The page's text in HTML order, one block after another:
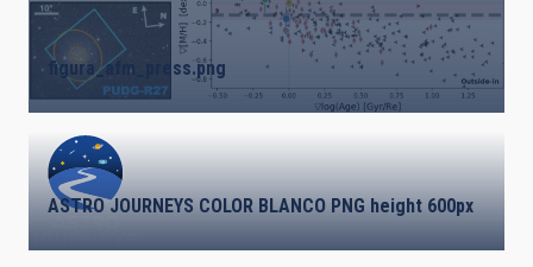
figura_afm_press.png
ASTRO JOURNEYS COLOR BLANCO PNG height 600px